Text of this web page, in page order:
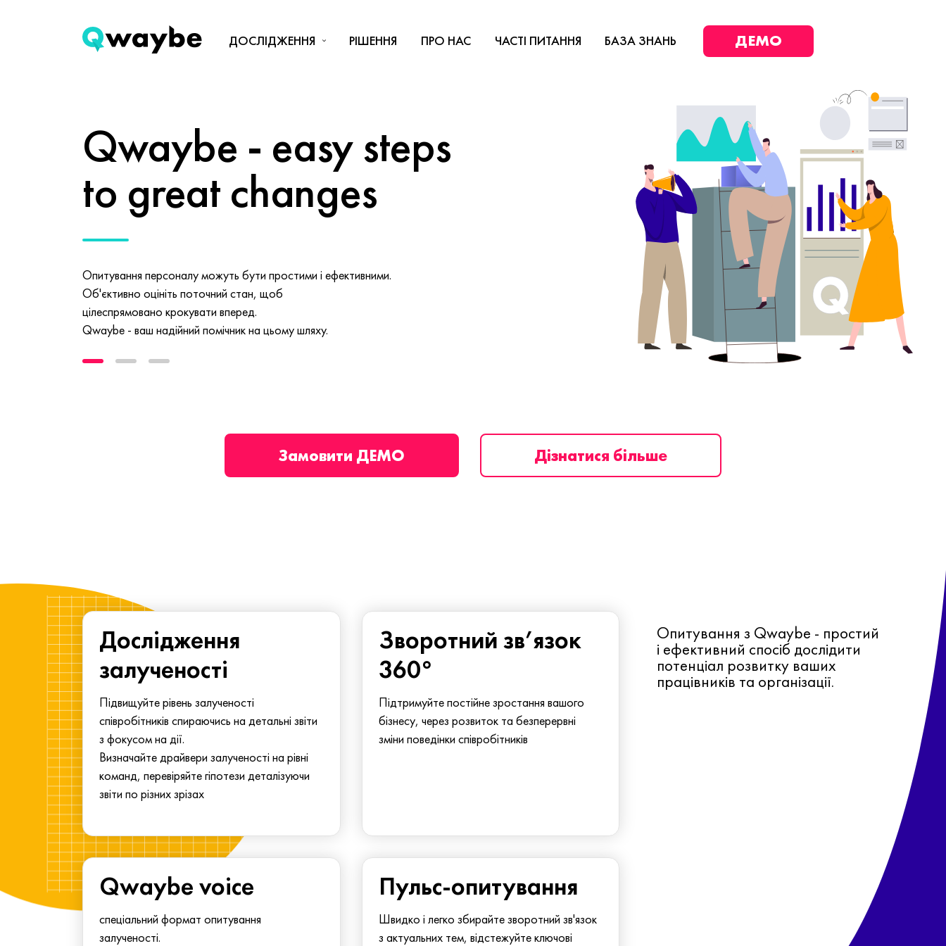
ДОСЛІДЖЕННЯ РІШЕННЯ ПРО НАС ЧАСТІ ПИТАННЯ БАЗА ЗНАНЬ ДЕМО
Qwaybe - easy steps
to great changes
Опитування персоналу можуть бути простими і ефективними.
Об'єктивно оцініть поточний стан, щоб
цілеспрямовано крокувати вперед.
Qwaybe - ваш надійний помічник на цьому шляху.
Замовити ДЕМО Дізнатися більше
Дослідження
залученості
Підвищуйте рівень залученості
співробітників спираючись на детальні звіти
з фокусом на дії.
Визначайте драйвери залученості на рівні
команд, перевіряйте гіпотези деталізуючи
звіти по різних зрізах
Зворотний зв’язок
360°
Підтримуйте постійне зростання вашого
бізнесу, через розвиток та безперервні
зміни поведінки співробітників
Опитування з Qwaybe - простий
і ефективний спосіб дослідити
потенціал розвитку ваших
працівників та організації.
Qwaybe voice
спеціальний формат опитування
залученості.
Пульс-опитування
Швидко і легко збирайте зворотний зв'язок
з актуальних тем, відстежуйте ключові